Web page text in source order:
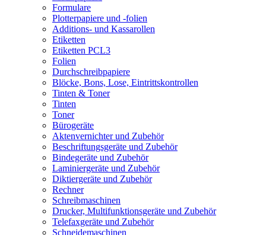
Formulare
Plotterpapiere und -folien
Additions- und Kassarollen
Etiketten
Etiketten PCL3
Folien
Durchschreibpapiere
Blöcke, Bons, Lose, Eintrittskontrollen
Tinten & Toner
Tinten
Toner
Bürogeräte
Aktenvernichter und Zubehör
Beschriftungsgeräte und Zubehör
Bindegeräte und Zubehör
Laminiergeräte und Zubehör
Diktiergeräte und Zubehör
Rechner
Schreibmaschinen
Drucker, Multifunktionsgeräte und Zubehör
Telefaxgeräte und Zubehör
Schneidemaschinen